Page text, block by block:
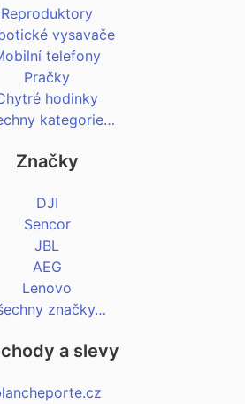
Reproduktory
vysavače
telefony
Pračky
hodinky
kategorie…
Značky
DJI
Sencor
JBL
AEG
Lenovo
značky…
a slevy